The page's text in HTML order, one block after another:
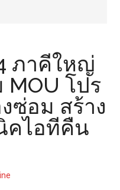
ภาคีใหญ่
โปร
ซ่อม สร้าง
คไอทีคืน